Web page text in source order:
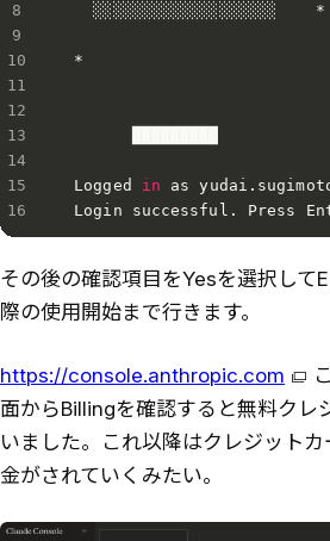
░░░░░░░░░░░░░░░░░░░
*
Logged in as
Login successful. Press
その後の確認項目をYesを選択して
際の使用開始まで行きます。
https://console.anthropic.com
面からBillingを確認すると無料クレ
いました。これ以降はクレジット
金がされていくみたい。